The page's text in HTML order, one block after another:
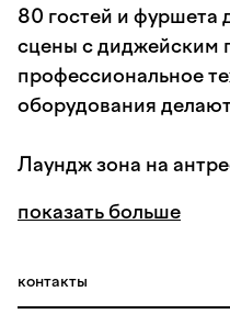
80 гостей и фуршета
сцены с диджейским
профессиональное
оборудования
Лаундж зона на
зал и сцену.
показать больше
контакты